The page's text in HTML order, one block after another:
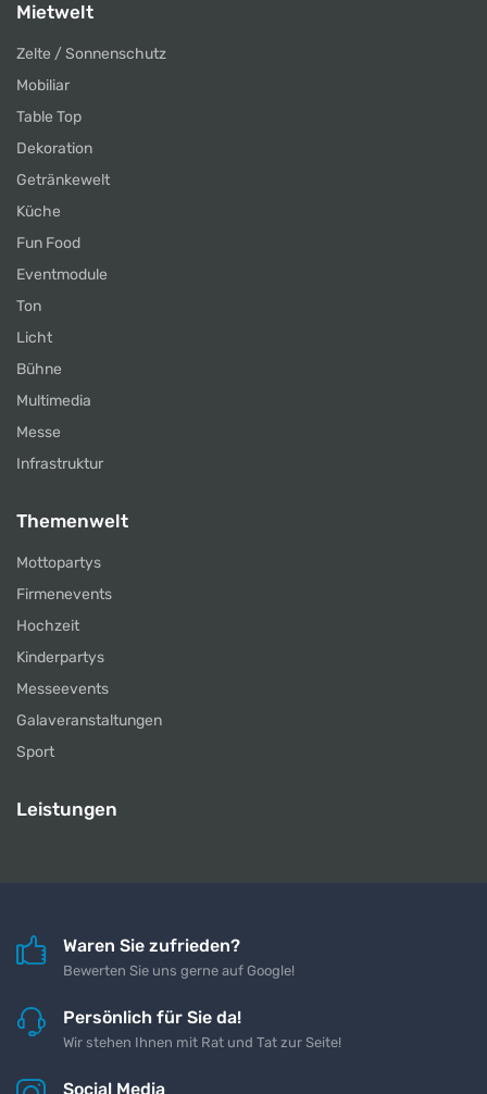
Mietwelt
Zelte / Sonnenschutz
Mobiliar
Table Top
Dekoration
Getränkewelt
Küche
Fun Food
Eventmodule
Ton
Licht
Bühne
Multimedia
Messe
Infrastruktur
Themenwelt
Mottopartys
Firmenevents
Hochzeit
Kinderpartys
Messeevents
Galaveranstaltungen
Sport
Leistungen
Waren Sie zufrieden?
Bewerten Sie uns gerne auf Google!
Persönlich für Sie da!
Wir stehen Ihnen mit Rat und Tat zur Seite!
Social Media